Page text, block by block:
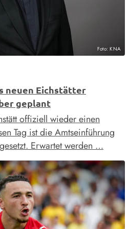
Foto: KNA
neuen Eichstätter
geplant
offiziell wieder einen
Tag ist die Amtseinführung
Erwartet werden …